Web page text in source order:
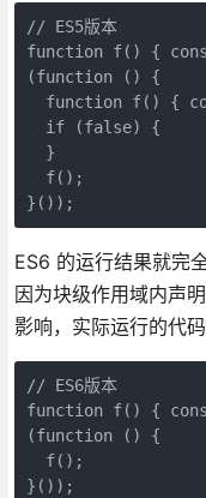
// ES5版本
function f() {
(function () {
function f() {
  if (false) {
  }
  f();
ES6 的运行结果就完
因为块级作用域内声
影响，实际运行的代码
// ES6版本
function f() {
(function () {
  f();